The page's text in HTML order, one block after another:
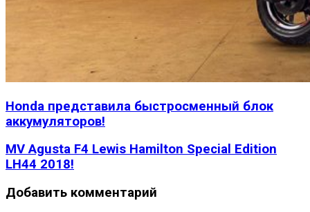
Honda представила быстросменный блок
аккумуляторов!
MV Agusta F4 Lewis Hamilton Special Edition
LH44 2018!
Добавить комментарий